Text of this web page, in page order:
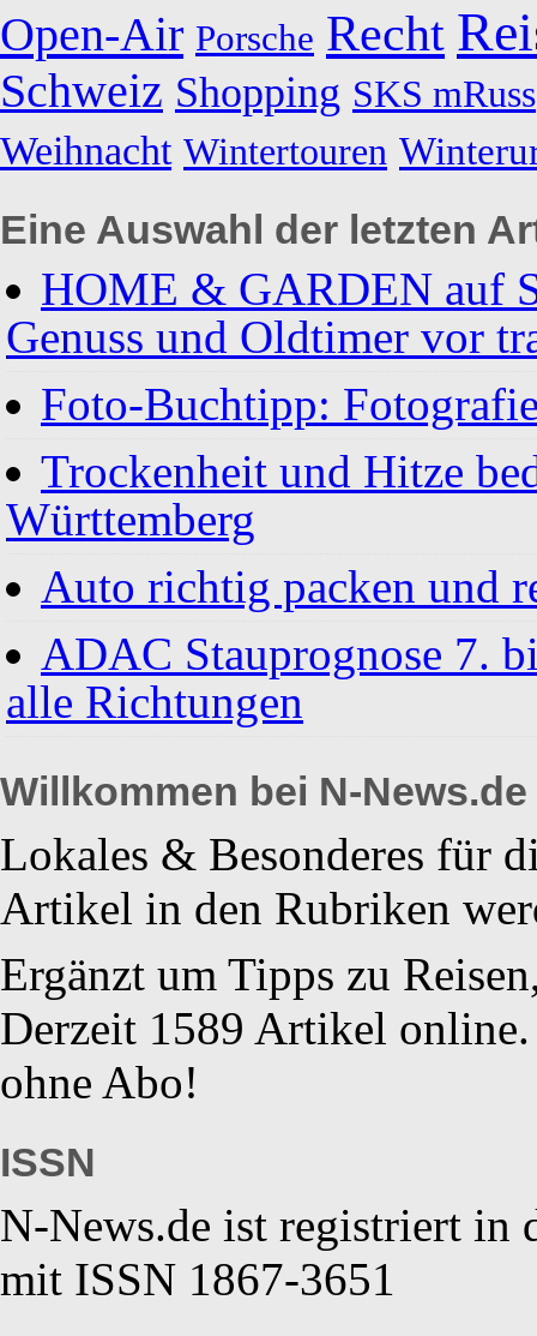
Open-Air Porsche Recht
Schweiz Shopping SKS mRuss
Weihnacht Wintertouren
Eine Auswahl der letzten
HOME & GARDEN auf
Genuss und Oldtimer vor
Foto-Buchtipp:
Trockenheit und Hitze
Württemberg
Auto richtig packen und
ADAC Stauprognose 7.
alle Richtungen
Willkommen bei N-News.de
Lokales & Besonderes für
Artikel in den Rubriken
Ergänzt um Tipps zu
Derzeit 1589 Artikel
ohne Abo!
ISSN
N-News.de ist registriert in
mit ISSN 1867-3651